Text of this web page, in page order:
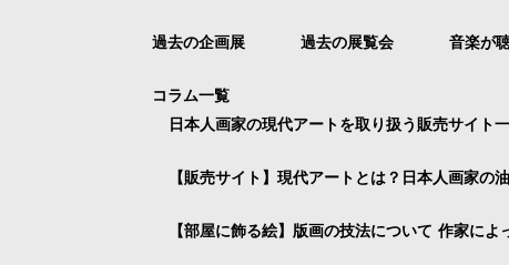
過去の企画展 過去の展覧会 音楽が
コラム一覧
日本人画家の現代アートを取り扱う販売サイト
【販売サイト】現代アートとは？日本人画家の
【部屋に飾る絵】版画の技法について 作家に